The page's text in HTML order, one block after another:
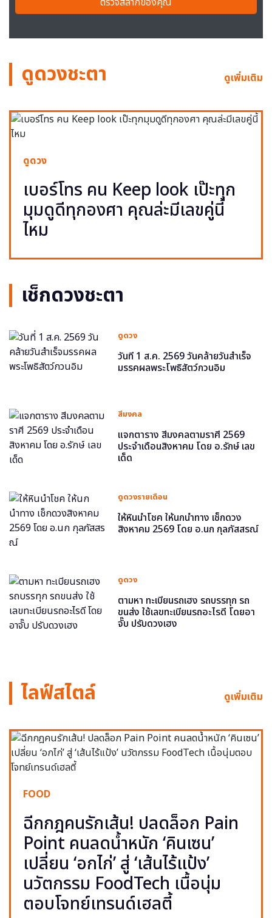
ดูดวงชะตา ดูเพิ่มเติม
ดูดวง
เบอร์โทร คน Keep look เป๊ะทุก
มุมดูดีทุกองศา คุณล่ะมีเลขคู่นี้
ไหม
เช็กดวงชะตา
ดูดวง
วันที่ 1 ส.ค. 2569 วันคล้ายวันสำเร็จ
มรรคผลพระโพธิสัตว์กวนอิม
สีมงคล
แจกตาราง สีมงคลตามราศี 2569
ประจำเดือนสิงหาคม โดย อ.รักษ์ เลข
เด็ด
ดูดวงรายเดือน
ให้หินนำโชค ให้นกนำทาง เช็กดวง
สิงหาคม 2569 โดย อ.นก กุลภัสสรณ์
ดูดวง
ตามหา ทะเบียนรถเฮง รถบรรทุก รถ
ขนส่ง ใช้เลขทะเบียนรถอะไรดี โดยอา
จั๊บ ปรับดวงเฮง
ไลฟ์สไตล์ ดูเพิ่มเติม
FOOD
ฉีกกฎคนรักเส้น! ปลดล็อก Pain
Point คนลดน้ำหนัก ‘คินเซน’
เปลี่ยน ‘อกไก่’ สู่ ‘เส้นไร้แป้ง’
นวัตกรรม FoodTech เนื้อนุ่ม
ตอบโจทย์เทรนด์เฮลตี้